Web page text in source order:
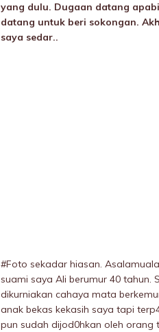
yang dulu. Dugaan datang
datang untuk beri sokongan.
saya sedar..
#Foto sekadar hiasan.
suami saya Ali berumur 40 tahun.
dikurniakan cahaya mata
anak bekas kekasih saya tapi
pun sudah dijod0hkan oleh